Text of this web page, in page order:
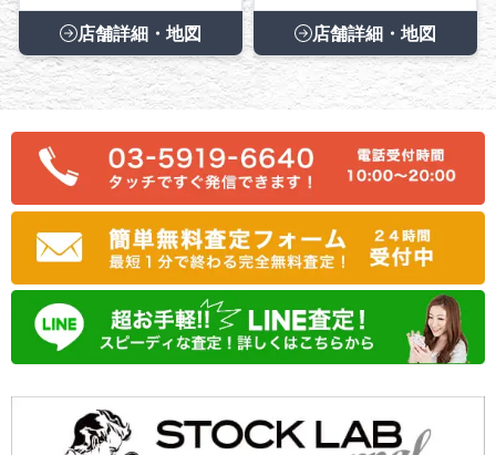
店舗詳細・地図 店舗詳細・地図